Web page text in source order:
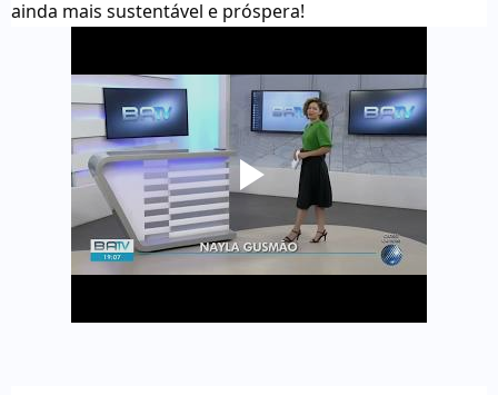
ainda mais sustentável e próspera!